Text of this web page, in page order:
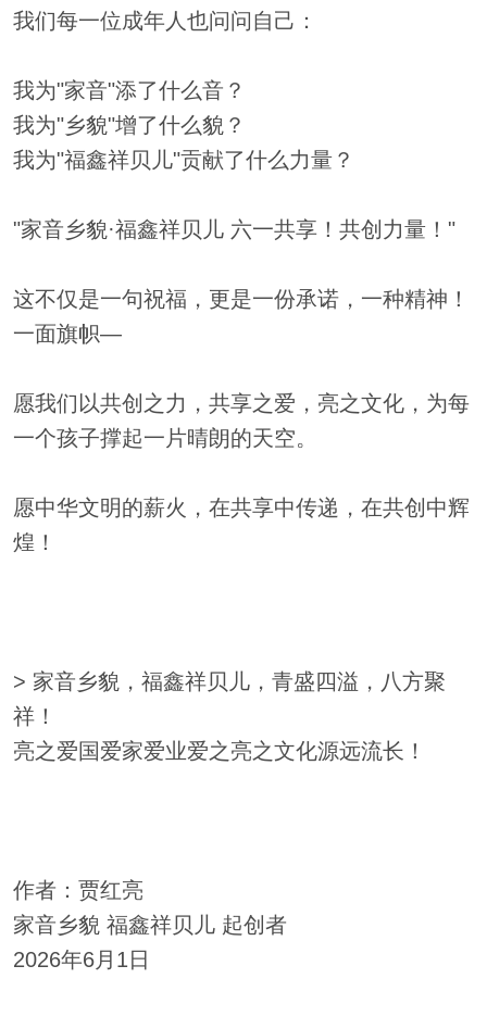
我们每一位成年人也问问自己：
我为"家音"添了什么音？
我为"乡貌"增了什么貌？
我为"福鑫祥贝儿"贡献了什么力量？
"家音乡貌·福鑫祥贝儿 六一共享！共创力量！"
这不仅是一句祝福，更是一份承诺，一种精神！
一面旗帜—
愿我们以共创之力，共享之爱，亮之文化，为每
一个孩子撑起一片晴朗的天空。
愿中华文明的薪火，在共享中传递，在共创中辉
煌！
> 家音乡貌，福鑫祥贝儿，青盛四溢，八方聚
祥！
亮之爱国爱家爱业爱之亮之文化源远流长！
作者：贾红亮
家音乡貌 福鑫祥贝儿 起创者
2026年6月1日